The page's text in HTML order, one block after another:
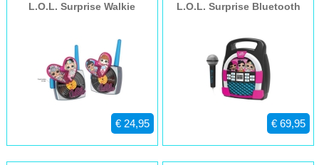
L.O.L. Surprise Walkie
€ 24,95
L.O.L. Surprise Bluetooth
€ 69,95